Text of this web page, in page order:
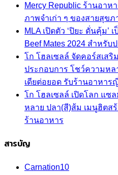
Mercy Republic ร้านอาห
ภาพจำเก่า ๆ ของสายสุขภ
MLA เปิดตัว ‘ปิยะ ดั่นคุ้ม’
Beef Mates 2024 สำหรับ
โก โฮลเซลล์ จัดคอร์สเส
ประกอบการ โชว์ความหล
เดียต่อยอด รับร้านอาหาร
โก โฮลเซลล์ เปิดโลก แซ
หลาย ปลา(สี)ส้ม เมนูฮิตส
ร้านอาหาร
สารบัญ
Carnation10